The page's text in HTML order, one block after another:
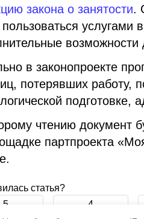
закона о занятости.
пользоваться услугами
возможности
в законопроекте
потерявших работу,
подготовке,
чтению документ
партпроекта
статья?
5 4